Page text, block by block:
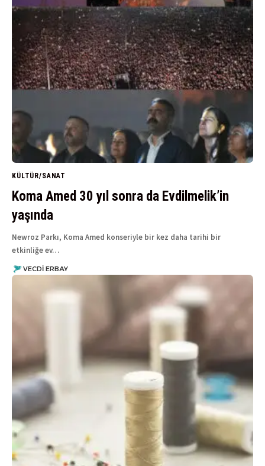
KÜLTÜR/SANAT
Koma Amed 30 yıl sonra da Evdilmelik’in
yaşında
Newroz Parkı, Koma Amed konseriyle bir kez daha tarihi bir
etkinliğe ev…
VECDI ERBAY